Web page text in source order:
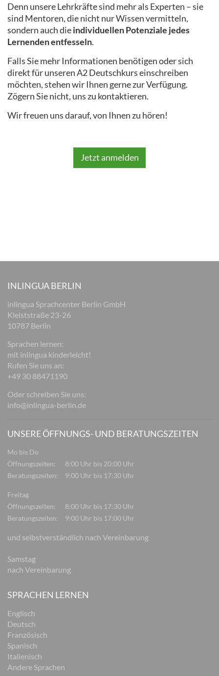
Denn unsere Lehrkräfte sind mehr als Experten – sie
sind Mentoren, die nicht nur Wissen vermitteln,
sondern auch dieindividuellen Potenziale jedes
Lernenden entfesseln.
Falls Sie mehr Informationen benötigen oder sich
direkt für unseren A2 Deutschkurs einschreiben
möchten, stehen wir Ihnen gerne zur Verfügung.
Zögern Sie nicht, uns zu kontaktieren.
Wir freuen uns darauf, von Ihnen zu hören!
Jetzt anmelden
INLINGUA BERLIN
inlingua Sprachcenter Berlin GmbH
Kleiststraße 23-26
10787 Berlin
Sprachen lernen:
mit inlingua kinderleicht!
Rufen Sie uns an:
+49 30 88471190
Oder schreiben Sie uns:
info@inlingua-berlin.de
UNSERE ÖFFNUNGS- UND BERATUNGSZEITEN
Mo bis Do
Öffnungszeiten:
8:00 Uhr bis 20:00 Uhr
Beratungszeiten:
9:00 Uhr bis 17:30 Uhr
Freitag
Öffnungszeiten:
8:00 Uhr bis 17:30 Uhr
Beratungszeiten:
9:00 Uhr bis 17:00 Uhr
und selbstverständlich nach Vereinbarung
Samstag
nach Vereinbarung
SPRACHEN LERNEN
Englisch
Deutsch
Französisch
Spanisch
Italienisch
Andere Sprachen